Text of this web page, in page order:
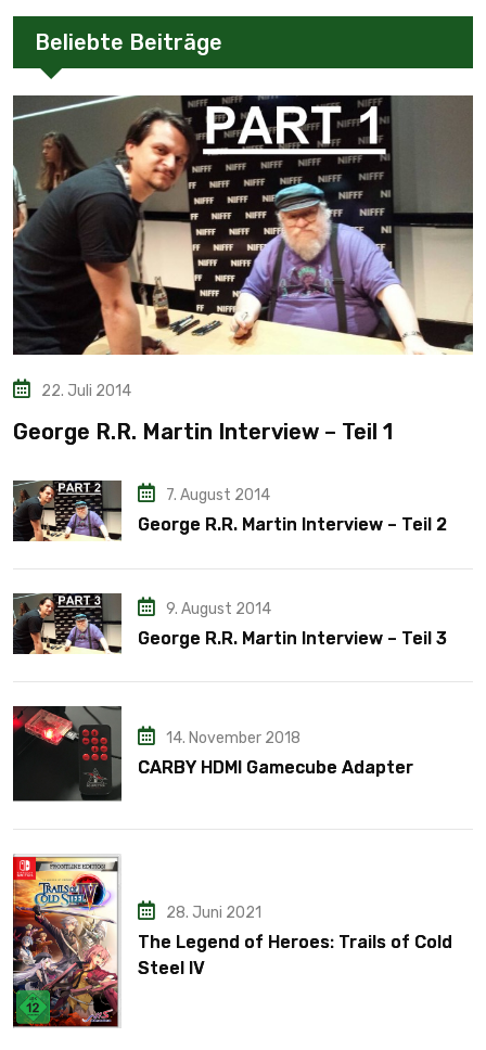
Beliebte Beiträge
22. Juli 2014
George R.R. Martin Interview – Teil 1
7. August 2014
George R.R. Martin Interview – Teil 2
9. August 2014
George R.R. Martin Interview – Teil 3
14. November 2018
CARBY HDMI Gamecube Adapter
28. Juni 2021
The Legend of Heroes: Trails of Cold
Steel IV